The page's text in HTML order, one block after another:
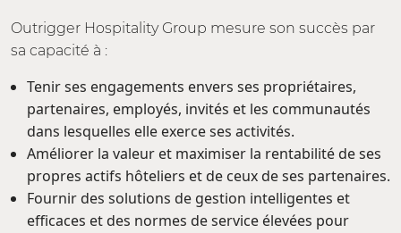
Outrigger Hospitality Group mesure son succès par
sa capacité à :
Tenir ses engagements envers ses propriétaires,
partenaires, employés, invités et les communautés
dans lesquelles elle exerce ses activités.
Améliorer la valeur et maximiser la rentabilité de ses
propres actifs hôteliers et de ceux de ses partenaires.
Fournir des solutions de gestion intelligentes et
efficaces et des normes de service élevées pour